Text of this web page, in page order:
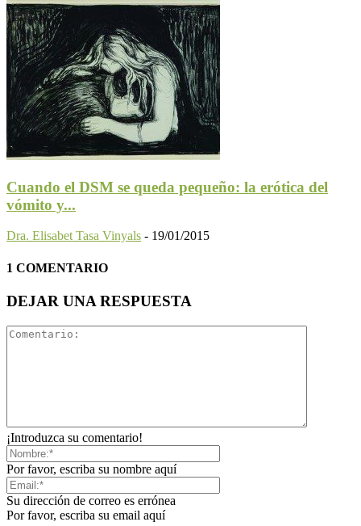
Cuando el DSM se queda pequeño: la erótica del
vómito y...
Dra. Elisabet Tasa Vinyals - 19/01/2015
1 COMENTARIO
DEJAR UNA RESPUESTA
¡Introduzca su comentario!
Por favor, escriba su nombre aquí
Su dirección de correo es errónea
Por favor, escriba su email aquí